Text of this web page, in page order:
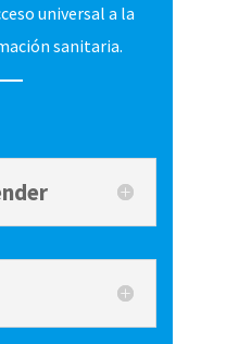
universal a la
sanitaria.